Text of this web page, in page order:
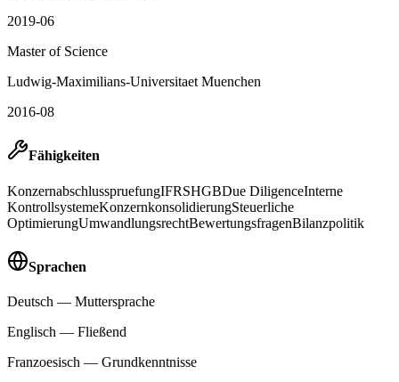
2019-06
Master of Science
Ludwig-Maximilians-Universitaet Muenchen
2016-08
Fähigkeiten
KonzernabschlusspruefungIFRSHGBDue DiligenceInterne
KontrollsystemeKonzernkonsolidierungSteuerliche
OptimierungUmwandlungsrechtBewertungsfragenBilanzpolitik
Sprachen
Deutsch — Muttersprache
Englisch — Fließend
Franzoesisch — Grundkenntnisse